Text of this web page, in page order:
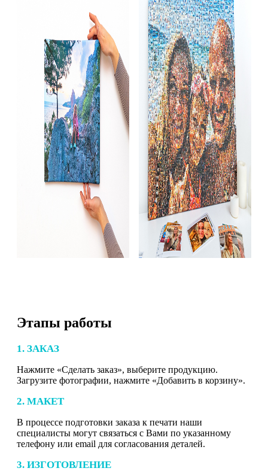
Этапы работы
1. ЗАКАЗ
Нажмите «Сделать заказ», выберите продукцию.
Загрузите фотографии, нажмите «Добавить в корзину».
2. МАКЕТ
В процессе подготовки заказа к печати наши
специалисты могут связаться с Вами по указанному
телефону или email для согласования деталей.
3. ИЗГОТОВЛЕНИЕ